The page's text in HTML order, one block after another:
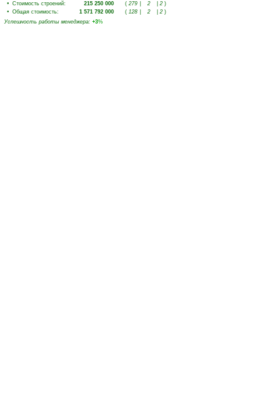
• Стоимость строений: 215 250 000 ( 279 2 2 )
• Общая стоимость: 1 571 792 000 ( 128 2 2 )
Успешность работы менеджера: +3%